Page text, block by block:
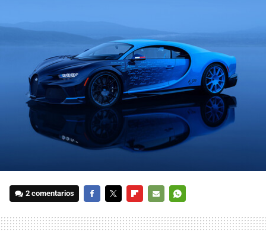
2 comentarios
MAIL